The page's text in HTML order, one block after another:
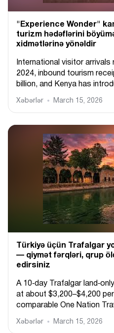
"Experience Wonder"
turizm hədəflərini
xidmətlərinə yönəldir
International visitor arrivals
2024, inbound tourism
billion, and Kenya has
Xəbərlər March 15, 2026
Türkiyə üçün Trafalgar
— qiymət fərqləri, qrup
edirsiniz
A 10‑day Trafalgar
at about $3,200–$4,200
comparable One Nation
Xəbərlər March 15, 2026